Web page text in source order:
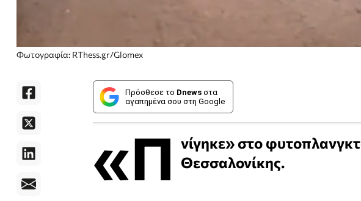
Φωτογραφία: RThess.gr/Glomex
Πρόσθεσε το Dnews στα
αγαπημένα σου στη Google
«Π νίγηκε» στο
Θεσσαλονίκης.